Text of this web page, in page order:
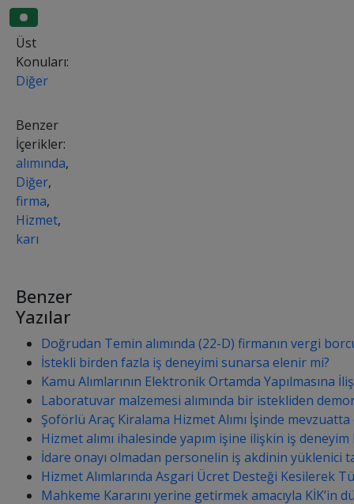
Üst
Konuları:
Diğer
Benzer
İçerikler:
alımında,
Diğer,
firma,
Hizmet,
karı
Benzer
Yazılar
Doğrudan Temin alımında (22-D) firmanın vergi
İstekli birden fazla iş deneyimi sunarsa elenir mi?
Kamu Alımlarının Elektronik Ortamda
Laboratuvar malzemesi alımında bir istekliden
Şoförlü Araç Kiralama Hizmet Alımı İşinde
Hizmet alımı ihalesinde yapım işine ilişkin iş
İdare onayı olmadan personelin iş akdinin yüklenici
Hizmet Alımlarında Asgari Ücret Desteği Kesilerek
Mahkeme Kararını yerine getirmek amacıyla